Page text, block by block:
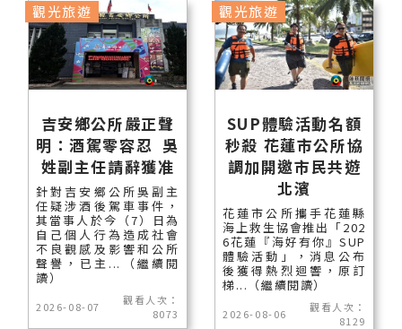
吉安鄉公所嚴正聲
明：酒駕零容忍 吳
姓副主任請辭獲准
針對吉安鄉公所吳副主
任疑涉酒後駕車事件，
其當事人於今（7）日為
自己個人行為造成社會
不良觀感及影響和公所
聲譽，已主...（繼續閱
讀）
2026-08-07
觀看人次：
8073
觀光旅遊
SUP體驗活動名額
秒殺 花蓮市公所協
調加開邀市民共遊
北濱
花蓮市公所攜手花蓮縣
海上救生協會推出「202
6花蓮『海好有你』SUP
體驗活動」，消息公布
後獲得熱烈迴響，原訂
梯...（繼續閱讀）
2026-08-06
觀看人次：
8129
觀光旅遊